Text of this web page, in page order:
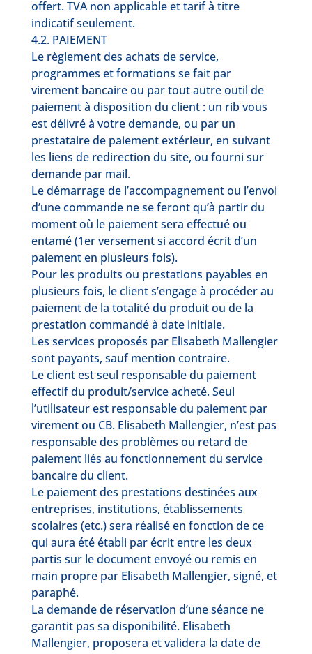
offert. TVA non applicable et tarif à titre
indicatif seulement.
4.2. PAIEMENT
Le règlement des achats de service,
programmes et formations se fait par
virement bancaire ou par tout autre outil de
paiement à disposition du client : un rib vous
est délivré à votre demande, ou par un
prestataire de paiement extérieur, en suivant
les liens de redirection du site, ou fourni sur
demande par mail.
Le démarrage de l’accompagnement ou l’envoi
d’une commande ne se feront qu’à partir du
moment où le paiement sera effectué ou
entamé (1er versement si accord écrit d’un
paiement en plusieurs fois).
Pour les produits ou prestations payables en
plusieurs fois, le client s’engage à procéder au
paiement de la totalité du produit ou de la
prestation commandé à date initiale.
Les services proposés par Elisabeth Mallengier
sont payants, sauf mention contraire.
Le client est seul responsable du paiement
effectif du produit/service acheté. Seul
l’utilisateur est responsable du paiement par
virement ou CB. Elisabeth Mallengier, n’est pas
responsable des problèmes ou retard de
paiement liés au fonctionnement du service
bancaire du client.
Le paiement des prestations destinées aux
entreprises, institutions, établissements
scolaires (etc.) sera réalisé en fonction de ce
qui aura été établi par écrit entre les deux
partis sur le document envoyé ou remis en
main propre par Elisabeth Mallengier, signé, et
paraphé.
La demande de réservation d’une séance ne
garantit pas sa disponibilité. Elisabeth
Mallengier, proposera et validera la date de